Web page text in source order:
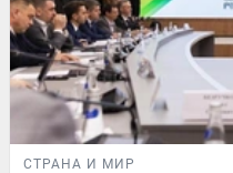
СТРАНА И МИР